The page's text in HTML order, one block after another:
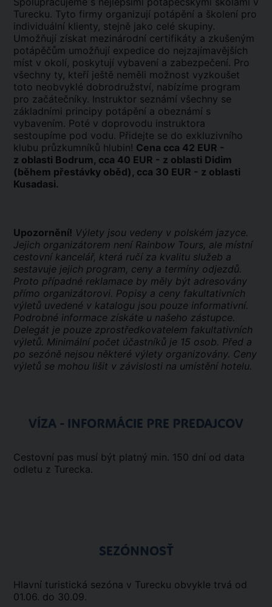
Turecku. Tyto firmy organizují potápění a školení pro
individuální klienty, stejně jako celé skupiny.
Umožňují získat mezinárodní certifikáty a zkušeným
potápěčům umožňují expedice do nejzajímavějších
míst v okolí, poskytují vybavení a zabezpečení. Pro
všechny ty, kteří ještě neměli možnost vyzkoušet
toto neobvyklé dobrodružství, nabízíme program
pro začátečníky. Instruktor seznámí všechny se
základními principy potápění a obeznámí s
vybavením. Poté v doprovodu instruktora
sestoupíme pod vodu. Přidejte se do exkluzivního
klubu průzkumníků hlubin! Cena cca 42 EUR -
z oblasti Bodrum, cca 40 EUR - z oblasti Didim
(během přestávky oběd), cca 30 EUR - z oblasti
Kusadasi.
Upozornění! Výlety jsou vedeny v polském jazyce.
Jejich organizátorem není Rainbow Tours, ale místní
cestovní kancelář, která ručí za kvalitu služeb a
sestavuje jejich program, ceny a termíny odjezdů.
Proto případné reklamace by měly být adresovány
přímo organizátorovi. Popisy a ceny fakultativních
výletů uvedené v katalogu jsou pouze informativní.
Podrobné informace získáte u našeho zástupce.
Delegát je pouze zprostředkovatelem fakultativních
výletů. Minimální počet účastníků je 15 osob. Před a
po sezóně nejsou některé výlety organizovány. Ceny
výletů se mohou lišit v závislosti na umístění hotelu.
VÍZA - INFORMÁCIE PRE PREDAJCOV
Cestovní pas musí být platný min. 150 dní od data
odletu z Turecka.
SEZÓNNOSŤ
Hlavní turistická sezóna v Turecku obvykle trvá od
01.06. do 30.09.